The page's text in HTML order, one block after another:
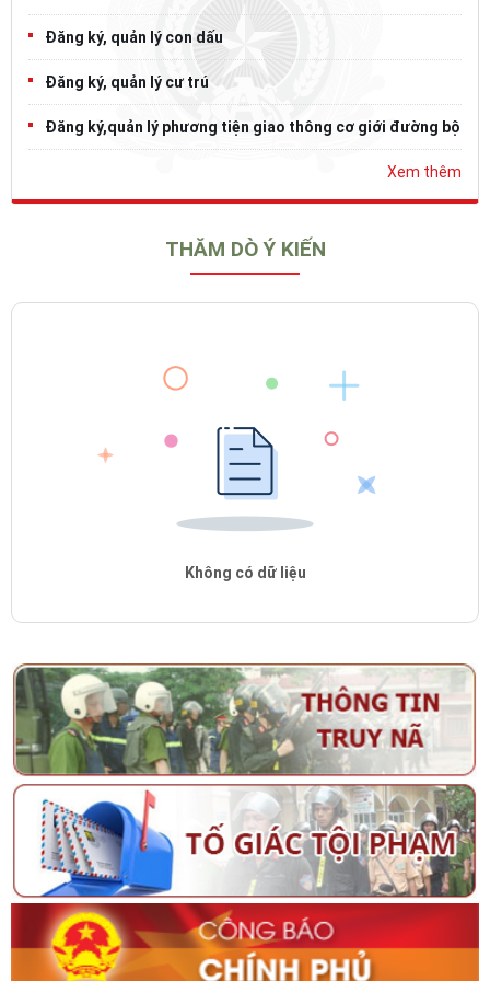
Đăng ký, quản lý con dấu
Đăng ký, quản lý cư trú
Đăng ký,quản lý phương tiện giao thông cơ giới đường bộ
Xem thêm
THĂM DÒ Ý KIẾN
Không có dữ liệu